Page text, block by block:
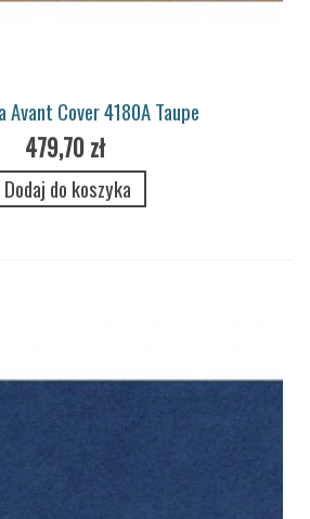
Avant Cover 4180A Taupe
479,70 zł
Dodaj do koszyka